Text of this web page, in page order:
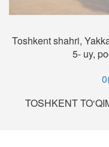
Toshkent shahri,
5- uy,
TOSHKENT